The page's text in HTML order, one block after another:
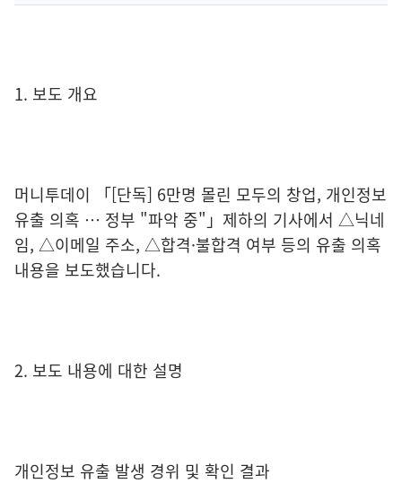
1. 보도 개요
머니투데이 「[단독] 6만명 몰린 모두의 창업, 개인정보
유출 의혹 … 정부 "파악 중"」제하의 기사에서 △닉네
임, △이메일 주소, △합격·불합격 여부 등의 유출 의혹
내용을 보도했습니다.
2. 보도 내용에 대한 설명
개인정보 유출 발생 경위 및 확인 결과